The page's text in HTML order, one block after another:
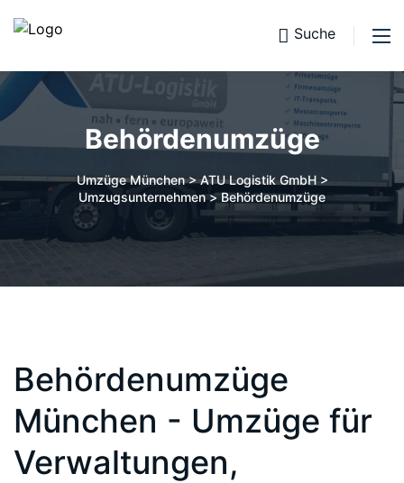
Suche
Behördenumzüge
Umzüge München > ATU Logistik GmbH >
Umzugsunternehmen>Behördenumzüge
Behördenumzüge
München - Umzüge für
Verwaltungen,